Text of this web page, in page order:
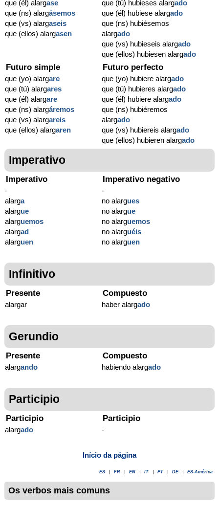
que (él) alargase
que (ns) alargásemos
que (vs) alargaseis
que (ellos) alargasen
que (tú) hubieses alargado
que (él) hubiese alargado
que (ns) hubiésemos
alargado
que (vs) hubieseis alargado
que (ellos) hubiesen alargado
Futuro simple
que (yo) alargare
que (tú) alargares
que (él) alargare
que (ns) alargáremos
que (vs) alargareis
que (ellos) alargaren
Futuro perfecto
que (yo) hubiere alargado
que (tú) hubieres alargado
que (él) hubiere alargado
que (ns) hubiéremos
alargado
que (vs) hubiereis alargado
que (ellos) hubieren alargado
Imperativo
Imperativo
-
alarga
alargue
alarguemos
alargad
alarguen
Imperativo negativo
-
no alargues
no alargue
no alarguemos
no alarguéis
no alarguen
Infinitivo
Presente
alargar
Compuesto
haber alargado
Gerundio
Presente
alargando
Compuesto
habiendo alargado
Participio
Participio
alargado
Participio
-
Início da página
ES FR EN IT PT DE ES-América
Os verbos mais comuns